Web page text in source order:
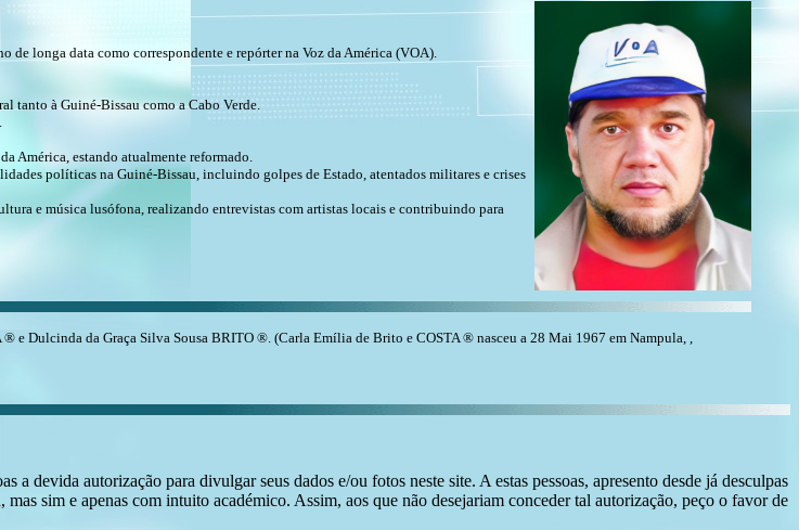
longa data como correspondente e repórter na Voz da América (VOA).
tanto à Guiné-Bissau como a Cabo Verde.
América, estando atualmente reformado.
políticas na Guiné-Bissau, incluindo golpes de Estado, atentados militares e crises
e música lusófona, realizando entrevistas com artistas locais e contribuindo para
Dulcinda da Graça Silva Sousa BRITO ®. (Carla Emília de Brito e COSTA ® nasceu a 28 Mai 1967 em Nampula, ,
devida autorização para divulgar seus dados e/ou fotos neste site. A estas pessoas, apresento desde já desculpas
sim e apenas com intuito académico. Assim, aos que não desejariam conceder tal autorização, peço o favor de